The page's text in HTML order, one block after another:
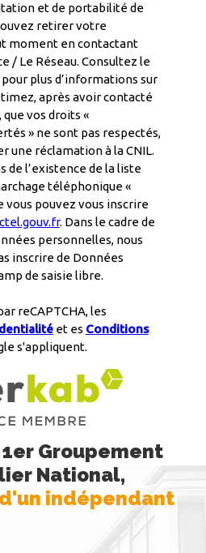
et de portabilité de
retirer votre
moment en contactant
/ Le Réseau. Consultez le
plus d’informations sur
après avoir contacté
que vos droits «
» ne sont pas respectés,
une réclamation à la CNIL.
de l’existence de la liste
téléphonique «
vous pouvez vous inscrire
. Dans le cadre de
personnelles, nous
inscrire de Données
de saisie libre.
reCAPTCHA, les
et es Conditions
s'appliquent.
1er Groupement
National,
indépendant